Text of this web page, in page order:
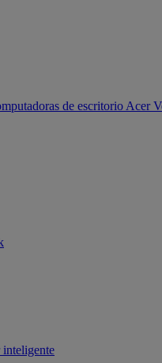
de escritorio Acer